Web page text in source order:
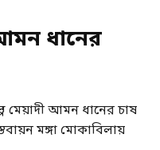
ধানের
মেয়াদী আমন ধানের চাষ
মঙ্গা মোকাবিলায়